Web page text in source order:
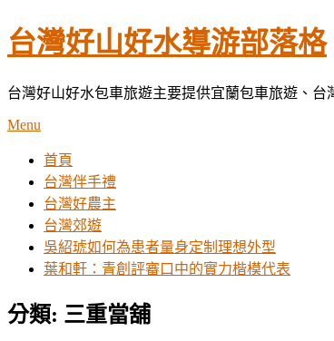
Skip
to
content
台灣好山好水導游部落格
台灣好山好水包車旅遊主要提供宜蘭包車旅遊、
Menu
首頁
台灣伴手禮
台灣好農主
台灣郊遊
吳紹琥如何為患者量身定制理想外型
葉和軒：青創評審口中的實力楷模代表
分類: 三重當舖